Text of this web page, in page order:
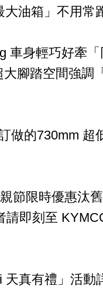
油箱」不用常
車身輕巧好牽
腳踏空間強調
做的730mm 超
節限時優惠汰
請即刻至
天真有禮」活動